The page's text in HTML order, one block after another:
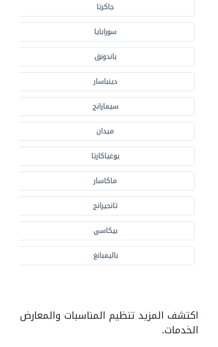
جاكرتا
سورابايا
باندونق
دينباسار
سيمارانج
ميدان
يوغياكارتا
ماكاسار
تانجيرانج
بيكاسي
باليمبانغ
اكتشف المزيد تنظيم المناسبات والمعارض
الخدمات.